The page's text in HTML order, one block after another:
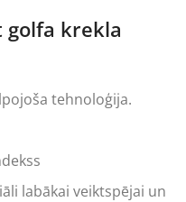
golfa krekla
tehnoloģija.
labākai veiktspējai un